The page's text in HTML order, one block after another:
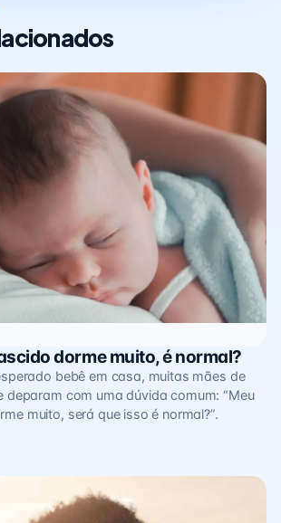
dorme muito, é normal?
bebê em casa, muitas mães de
deparam com uma dúvida comum: “Meu
muito, será que isso é normal?”.